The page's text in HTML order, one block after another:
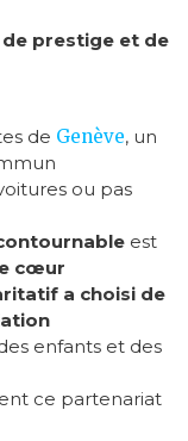
prestige et de
de Genève, un
ou pas
est
cœur
a choisi de
enfants et des
ce partenariat